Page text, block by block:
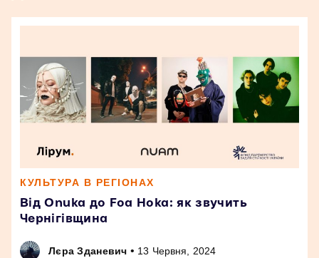
КУЛЬТУРА В РЕГІОНАХ
Від Onuka до Foa Hoka: як звучить
Чернігівщина
Лєра Зданевич • 13 Червня, 2024